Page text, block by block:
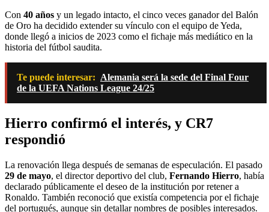
Con 40 años y un legado intacto, el cinco veces ganador del Balón
de Oro ha decidido extender su vínculo con el equipo de Yeda,
donde llegó a inicios de 2023 como el fichaje más mediático en la
historia del fútbol saudita.
Te puede interesar: Alemania será la sede del Final Four
de la UEFA Nations League 24/25
Hierro confirmó el interés, y CR7
respondió
La renovación llega después de semanas de especulación. El pasado
29 de mayo, el director deportivo del club, Fernando Hierro, había
declarado públicamente el deseo de la institución por retener a
Ronaldo. También reconoció que existía competencia por el fichaje
del portugués, aunque sin detallar nombres de posibles interesados.